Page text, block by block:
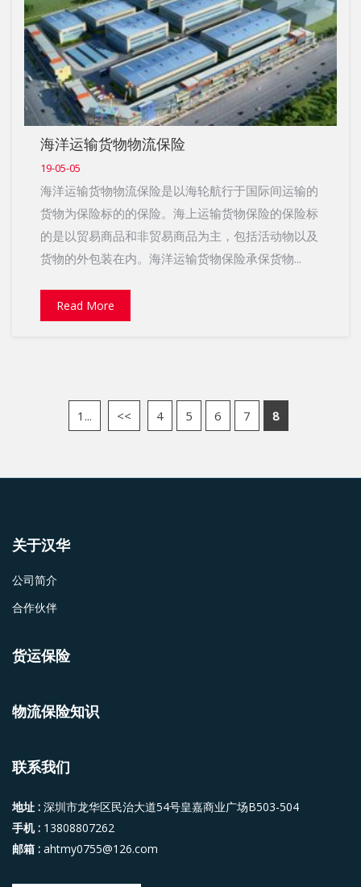
海洋运输货物物流保险
19-05-05
海洋运输货物物流保险是以海轮航行于国际间运输的
货物为保险标的的保险。海上运输货物保险的保险标
的是以贸易商品和非贸易商品为主，包括活动物以及
货物的外包装在内。海洋运输货物保险承保货物...
Read More
1... << 4 5 6 7 8
关于汉华
公司简介
合作伙伴
货运保险
物流保险知识
联系我们
地址 : 深圳市龙华区民治大道54号皇嘉商业广场B503-504
手机 : 13808807262
邮箱 : ahtmy0755@126.com